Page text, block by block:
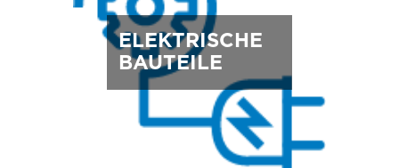
ELEKTRISCHE
BAUTEILE